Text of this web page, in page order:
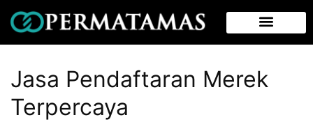
Jasa Pendaftaran Merek
Terpercaya